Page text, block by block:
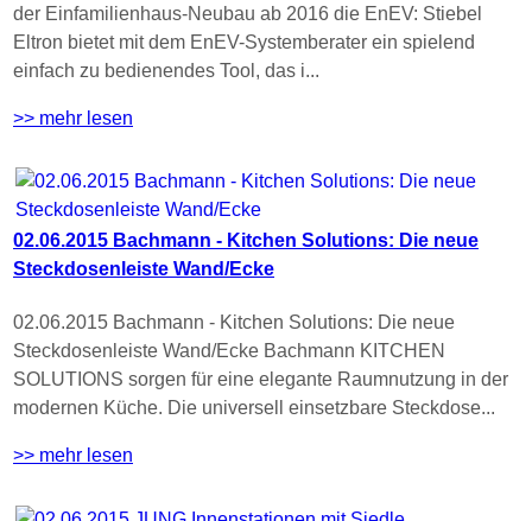
der Einfamilienhaus-Neubau ab 2016 die EnEV: Stiebel
Eltron bietet mit dem EnEV-Systemberater ein spielend
einfach zu bedienendes Tool, das i...
>> mehr lesen
02.06.2015 Bachmann - Kitchen Solutions: Die neue
Steckdosenleiste Wand/Ecke
02.06.2015 Bachmann - Kitchen Solutions: Die neue
Steckdosenleiste Wand/Ecke Bachmann KITCHEN
SOLUTIONS sorgen für eine elegante Raumnutzung in der
modernen Küche. Die universell einsetzbare Steckdose...
>> mehr lesen